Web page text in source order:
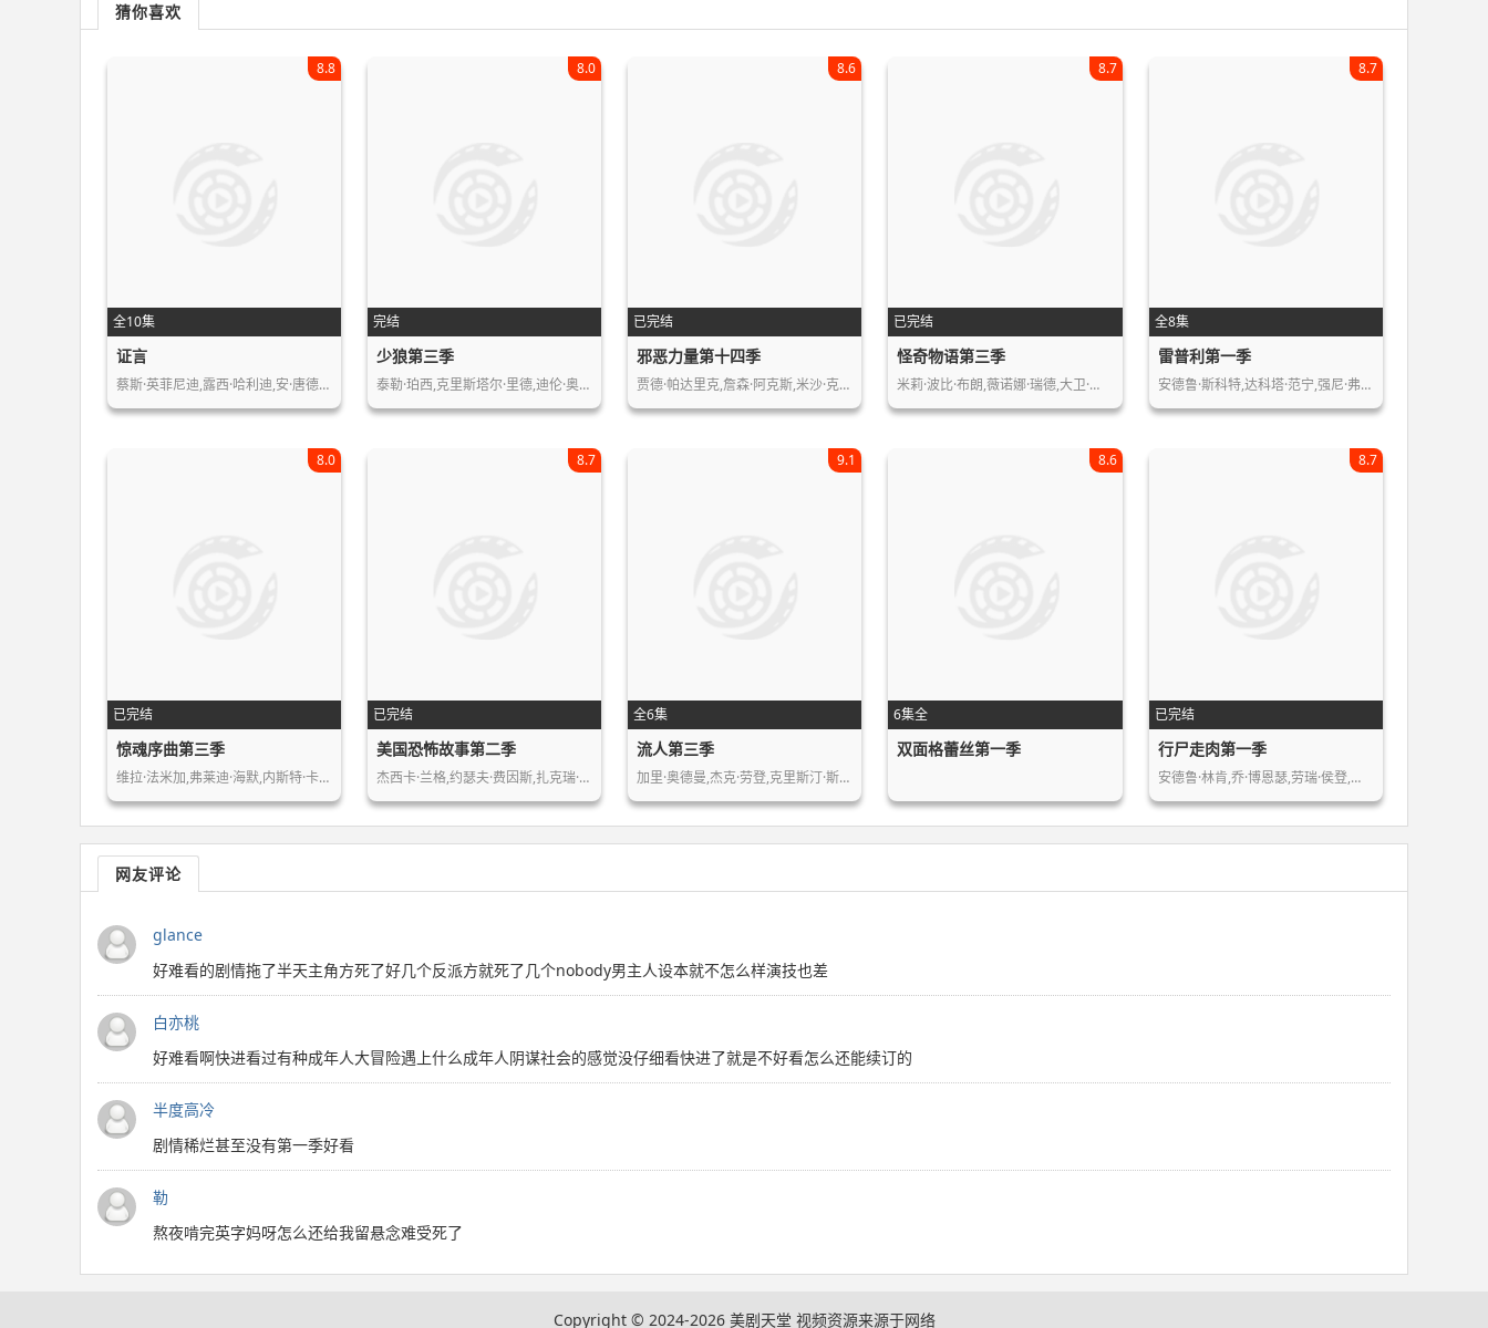
猜你喜欢
全10集
8.8
证言
蔡斯·英菲尼迪,露西·哈利迪,安·唐德…
完结
8.0
少狼第三季
泰勒·珀西,克里斯塔尔·里德,迪伦·奥…
已完结
8.6
邪恶力量第十四季
贾德·帕达里克,詹森·阿克斯,米沙·克…
已完结
8.7
怪奇物语第三季
米莉·波比·布朗,薇诺娜·瑞德,大卫·…
全8集
8.7
雷普利第一季
安德鲁·斯科特,达科塔·范宁,强尼·弗…
已完结
8.0
惊魂序曲第三季
维拉·法米加,弗莱迪·海默,内斯特·卡…
已完结
8.7
美国恐怖故事第二季
杰西卡·兰格,约瑟夫·费因斯,扎克瑞·…
全6集
9.1
流人第三季
加里·奥德曼,杰克·劳登,克里斯汀·斯…
6集全
8.6
双面格蕾丝第一季
已完结
8.7
行尸走肉第一季
安德鲁·林肯,乔·博恩瑟,劳瑞·侯登,…
网友评论
glance
好难看的剧情拖了半天主角方死了好几个反派方就死了几个nobody男主人设本就不怎么样演技也差
白亦桃
好难看啊快进看过有种成年人大冒险遇上什么成年人阴谋社会的感觉没仔细看快进了就是不好看怎么还能续订的
半度高冷
剧情稀烂甚至没有第一季好看
勒
熬夜啃完英字妈呀怎么还给我留悬念难受死了
Copyright © 2024-2026 美剧天堂 视频资源来源于网络